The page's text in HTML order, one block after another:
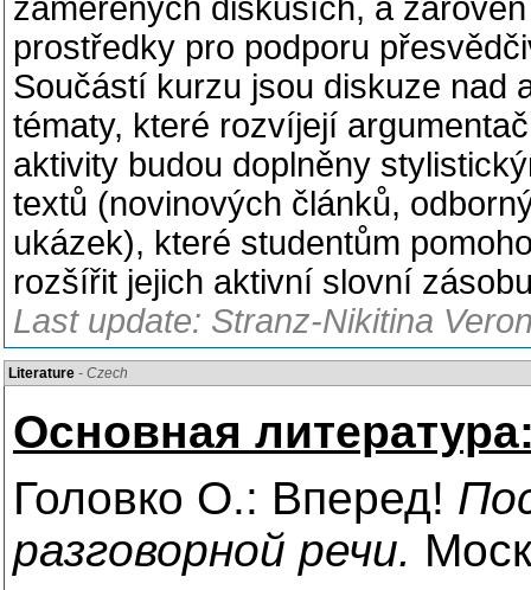
zaměřených diskusích, a
prostředky pro podporu
Součástí kurzu jsou diskuze nad
tématy, které rozvíjejí
aktivity budou doplněny
textů (novinových článků,
ukázek), které studentům
rozšířit jejich aktivní slovní
Last update: Stranz-Nikitina
Literature - Czech
Основная л
Головко О.: Вперед!
разговорной речи.